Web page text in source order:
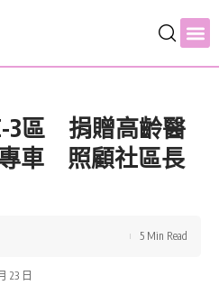
3區 捐贈高齡醫
車 照顧社區長
23 日
5 Min Read